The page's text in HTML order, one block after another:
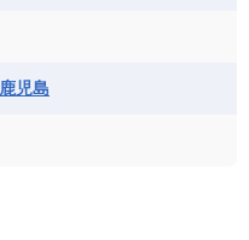
ブルキナファソ
鹿児島